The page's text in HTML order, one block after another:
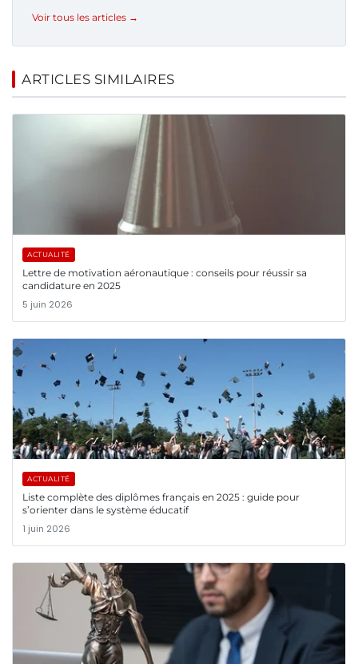
Voir tous les articles →
ARTICLES SIMILAIRES
ACTUALITÉ
Lettre de motivation aéronautique : conseils pour réussir sa
candidature en 2025
5 juin 2026
ACTUALITÉ
Liste complète des diplômes français en 2025 : guide pour
s’orienter dans le système éducatif
1 juin 2026